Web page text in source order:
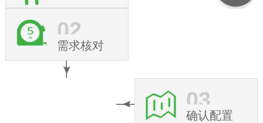
02
需求核对
03
确认配置